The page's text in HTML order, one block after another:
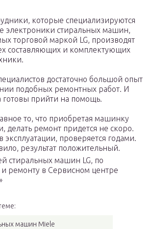
которые специализируются
электроники стиральных машин,
торговой маркой LG, производят
составляющих и комплектующих
достаточно большой опыт
подобных ремонтных работ. И
готовы прийти на помощь.
то, что приобретая машинку
делать ремонт придется не скоро.
эксплуатации, проверяется годами.
результат положительный.
стиральных машин LG, по
ремонту в Сервисном центре
машин Miele